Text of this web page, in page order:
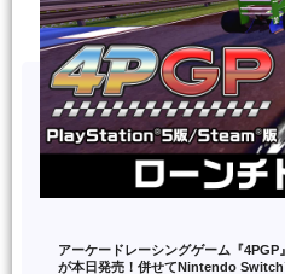
アーケードレーシングゲーム『
が本日発売！併せてNintendo